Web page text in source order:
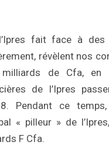
fait face à des
révèlent nos
de Cfa, en
de l’Ipres
Pendant ce temps,
« pilleur » de
F Cfa.